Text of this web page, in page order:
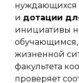
нуждающихся
и дотации
инициативы
жизненной
факультета
проверяет